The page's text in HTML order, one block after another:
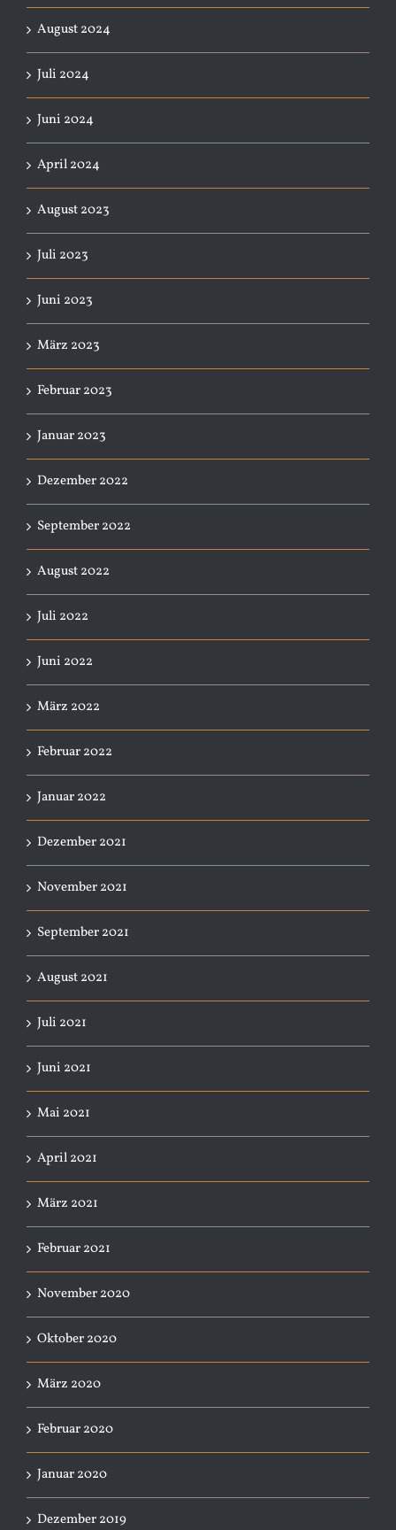
August 2024
Juli 2024
Juni 2024
April 2024
August 2023
Juli 2023
Juni 2023
März 2023
Februar 2023
Januar 2023
Dezember 2022
September 2022
August 2022
Juli 2022
Juni 2022
März 2022
Februar 2022
Januar 2022
Dezember 2021
November 2021
September 2021
August 2021
Juli 2021
Juni 2021
Mai 2021
April 2021
März 2021
Februar 2021
November 2020
Oktober 2020
März 2020
Februar 2020
Januar 2020
Dezember 2019